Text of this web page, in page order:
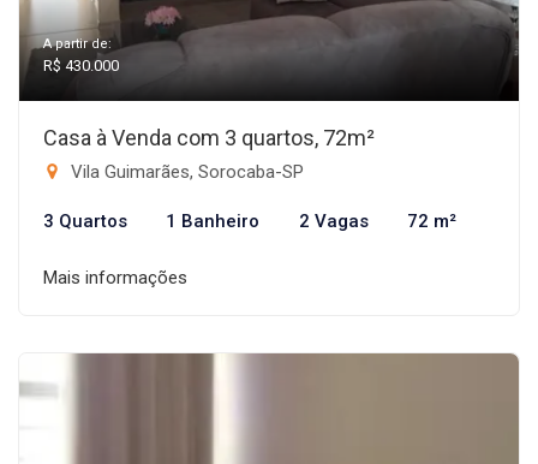
A partir de:
R$ 430.000
Casa à Venda com 3 quartos, 72m²
Vila Guimarães, Sorocaba-SP
3 Quartos 1 Banheiro 2 Vagas 72 m²
Mais informações